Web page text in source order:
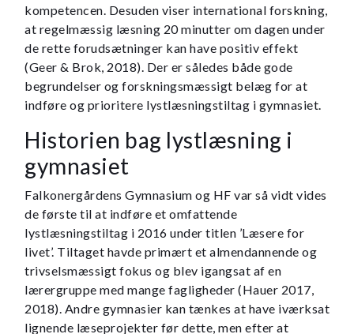
kompetencen. Desuden viser international forskning,
at regelmæssig læsning 20 minutter om dagen under
de rette forudsætninger kan have positiv effekt
(Geer & Brok, 2018). Der er således både gode
begrundelser og forskningsmæssigt belæg for at
indføre og prioritere lystlæsningstiltag i gymnasiet.
Historien bag lystlæsning i
gymnasiet
Falkonergårdens Gymnasium og HF var så vidt vides
de første til at indføre et omfattende
lystlæsningstiltag i 2016 under titlen ’Læsere for
livet’. Tiltaget havde primært et almendannende og
trivselsmæssigt fokus og blev igangsat af en
lærergruppe med mange fagligheder (Hauer 2017,
2018). Andre gymnasier kan tænkes at have iværksat
lignende læseprojekter før dette, men efter at